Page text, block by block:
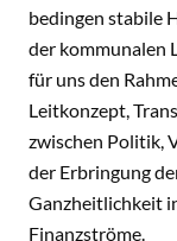
bedingen stabile
der kommunalen
für uns den
Leitkonzept,
zwischen Politik,
der Erbringung
Ganzheitlichkeit
Finanzströme.